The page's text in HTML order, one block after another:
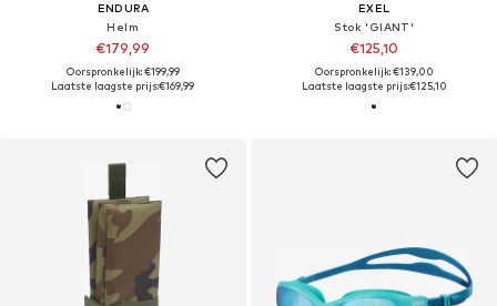
ENDURA
Helm
€179,99
Oorspronkelijk: €199,99
Laatste laagste prijs:€169,99
EXEL
Stok 'GIANT'
€125,10
Oorspronkelijk: €139,00
Laatste laagste prijs:€125,10